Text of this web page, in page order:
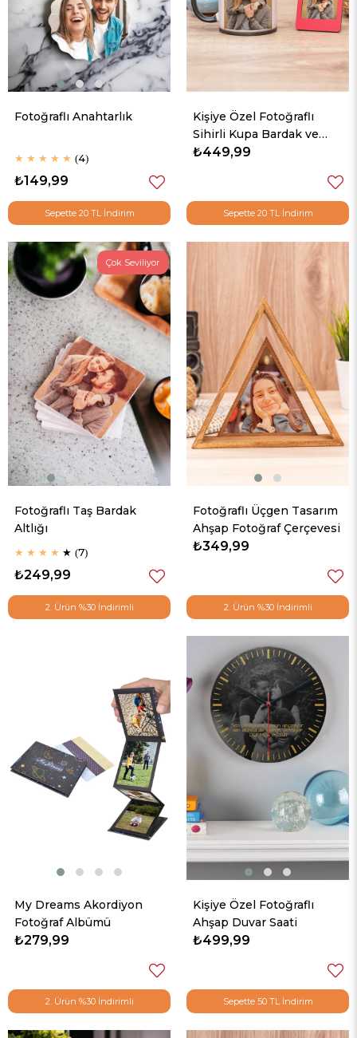
Fotoğraflı Anahtarlık
★ ★ ★ ★ ★ 4
₺149,99
Sepette 20 TL İndirim
Kişiye Özel Fotoğraflı
Sihirli Kupa Bardak ve
Mini Çerçeve
₺449,99
Sepette 20 TL İndirim
Fotoğraflı Taş Bardak
Altlığı
★ ★ ★ ★ ★ 7
₺249,99
2. Ürün %30 İndirimli
Çok Seviliyor
Fotoğraflı Üçgen Tasarım
Ahşap Fotoğraf Çerçevesi
₺349,99
2. Ürün %30 İndirimli
My Dreams Akordiyon
Fotoğraf Albümü
₺279,99
2. Ürün %30 İndirimli
Kişiye Özel Fotoğraflı
Ahşap Duvar Saati
₺499,99
Sepette 50 TL İndirim